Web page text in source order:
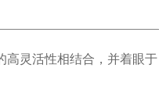
高灵活性相结合，并着眼于